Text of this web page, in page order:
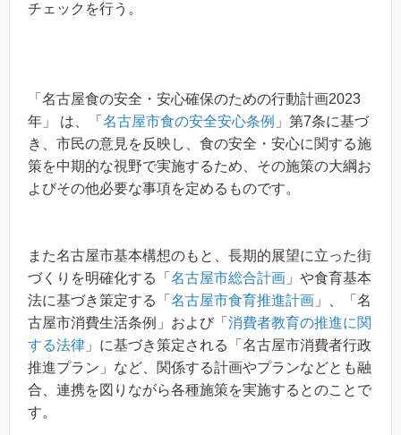
チェックを行う。
「名古屋食の安全・安心確保のための行動計画2023
年」 は、「 名古屋市食の安全安心条例 」第7条に基づ
き、市民の意見を反映し、食の安全・安心に関する施
策を中期的な視野で実施するため、その施策の大綱お
よびその他必要な事項を定めるものです。
また名古屋市基本構想のもと、長期的展望に立った街
づくりを明確化する「 名古屋市総合計画 」や食育基本
法に基づき策定する「 名古屋市食育推進計画 」、「名
古屋市消費生活条例」および「 消費者教育の推進に関
する法律 」に基づき策定される「名古屋市消費者行政
推進プラン」など、関係する計画やプランなどとも融
合、連携を図りながら各種施策を実施するとのことで
す。